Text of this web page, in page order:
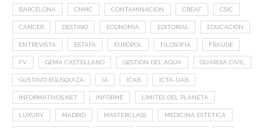
BARCELONA CNMC CONTAMINACIÓN CREAF CSIC
CÁNCER DESTINO ECONOMÍA EDITORIAL EDUCACIÓN
ENTREVISTA ESTAFA EUROPOL FILOSOFÍA FRAUDE
FV GEMA CASTELLANO GESTION DEL AGUA GUARDIA CIVIL
GUSTAVO EGUSQUIZA IA ICAB ICTA-UAB
INFORMATIVOS.NET INFORME LIMITES DEL PLANETA
LUXURY MADRID MASTERCLASS MEDICINA ESTÉTICA